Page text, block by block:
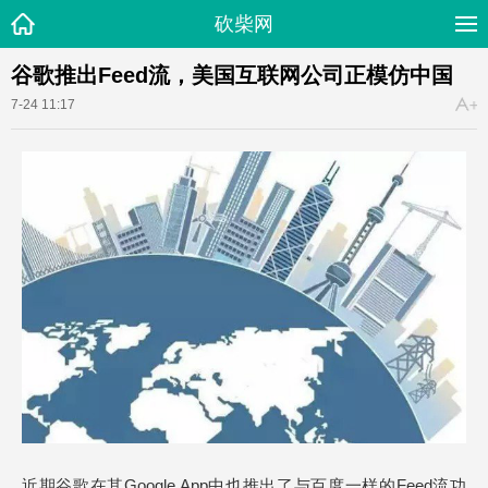
砍柴网
谷歌推出Feed流，美国互联网公司正模仿中国
7-24 11:17